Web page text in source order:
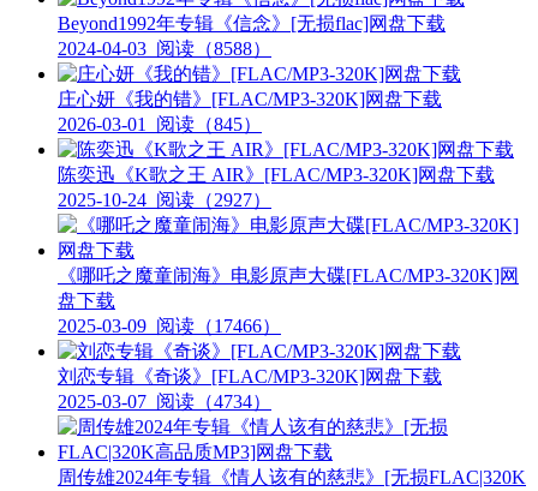
Beyond1992年专辑《信念》[无损flac]网盘下载
2024-04-03 阅读（8588）
庄心妍《我的错》[FLAC/MP3-320K]网盘下载
2026-03-01 阅读（845）
陈奕迅《K歌之王 AIR》[FLAC/MP3-320K]网盘下载
2025-10-24 阅读（2927）
《哪吒之魔童闹海》电影原声大碟[FLAC/MP3-320K]网
盘下载
2025-03-09 阅读（17466）
刘恋专辑《奇谈》[FLAC/MP3-320K]网盘下载
2025-03-07 阅读（4734）
周传雄2024年专辑《情人该有的慈悲》[无损FLAC|320K